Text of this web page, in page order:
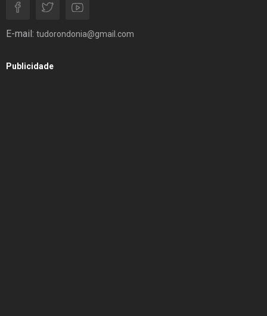
E-mail: tudorondonia@gmail.com
Publicidade